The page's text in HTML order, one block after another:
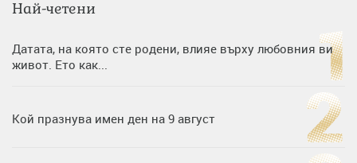
Най-четени
Датата, на която сте родени, влияе върху любовния ви
живот. Ето как...
Кой празнува имен ден на 9 август